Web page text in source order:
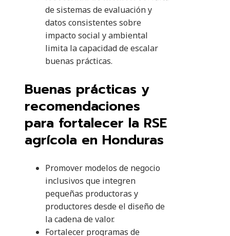
de sistemas de evaluación y
datos consistentes sobre
impacto social y ambiental
limita la capacidad de escalar
buenas prácticas.
Buenas prácticas y
recomendaciones
para fortalecer la RSE
agrícola en Honduras
Promover modelos de negocio
inclusivos que integren
pequeñas productoras y
productores desde el diseño de
la cadena de valor.
Fortalecer programas de